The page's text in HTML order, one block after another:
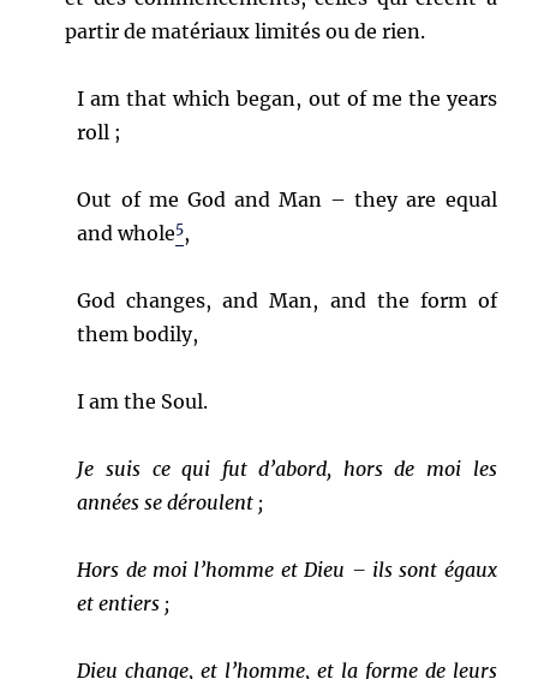
partir de matériaux limités ou de rien.
I am that which began, out of me the years
roll ;
Out of me God and Man – they are equal
and whole5,
God changes, and Man, and the form of
them bodily,
I am the Soul.
Je suis ce qui fut d’abord, hors de moi les
années se déroulent ;
Hors de moi l’homme et Dieu – ils sont égaux
et entiers ;
Dieu change, et l’homme, et la forme de leurs